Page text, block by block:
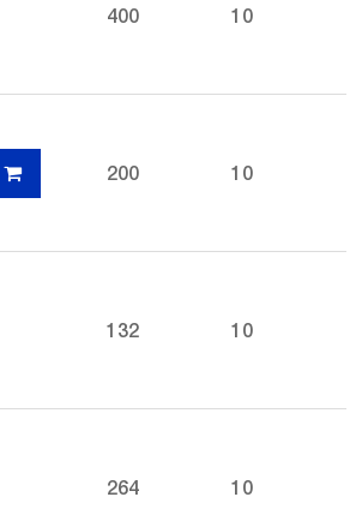
400 10
200 10
132 10
264 10